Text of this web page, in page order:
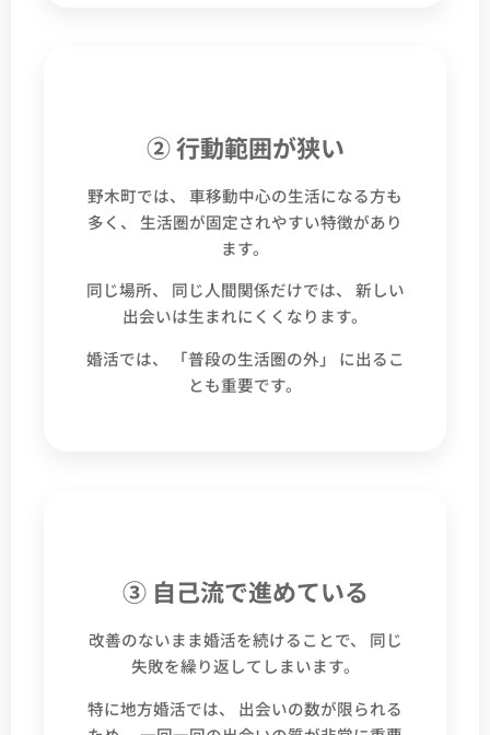
② 行動範囲が狭い
野木町では、 車移動中心の生活になる方も
多く、 生活圏が固定されやすい特徴があり
ます。
同じ場所、 同じ人間関係だけでは、 新しい
出会いは生まれにくくなります。
婚活では、 「普段の生活圏の外」 に出るこ
とも重要です。
③ 自己流で進めている
改善のないまま婚活を続けることで、 同じ
失敗を繰り返してしまいます。
特に地方婚活では、 出会いの数が限られる